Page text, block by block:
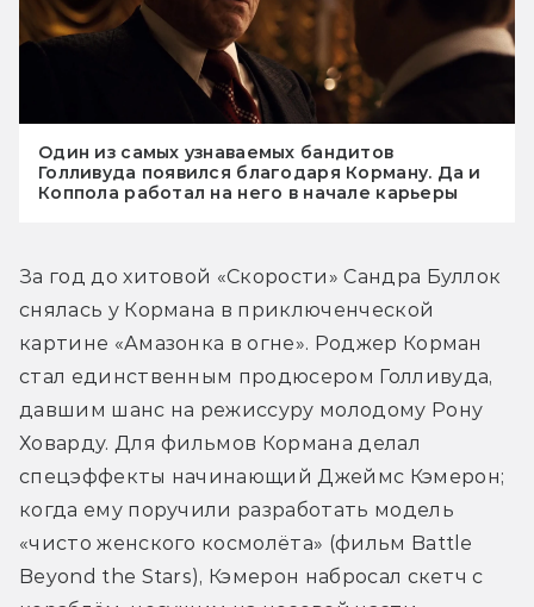
Один из самых узнаваемых бандитов
Голливуда появился благодаря Корману. Да и
Коппола работал на него в начале карьеры
За год до хитовой «Скорости» Сандра Буллок
снялась у Кормана в приключенческой
картине «Амазонка в огне». Роджер Корман
стал единственным продюсером Голливуда,
давшим шанс на режиссуру молодому Рону
Ховарду. Для фильмов Кормана делал
спецэффекты начинающий Джеймс Кэмерон;
когда ему поручили разработать модель
«чисто женского космолёта» (фильм Battle
Beyond the Stars), Кэмерон набросал скетч с